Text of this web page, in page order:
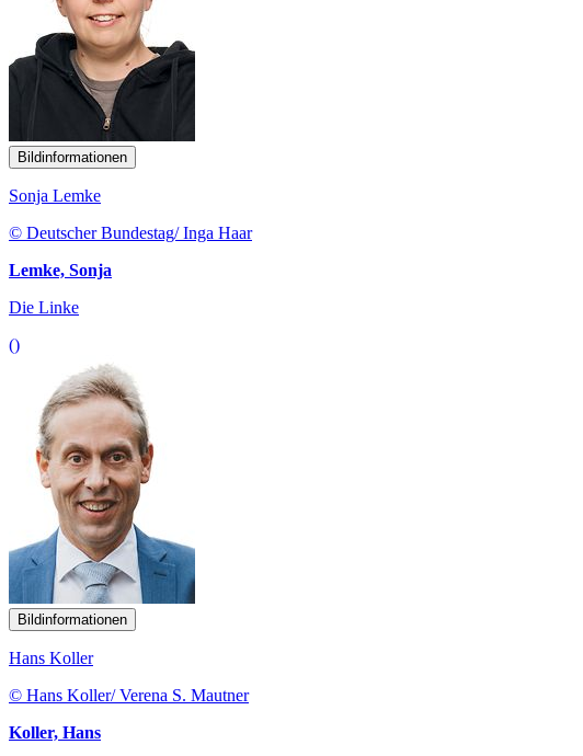
Bildinformationen
Sonja Lemke
© Deutscher Bundestag/ Inga Haar
Lemke, Sonja
Die Linke
()
Bildinformationen
Hans Koller
© Hans Koller/ Verena S. Mautner
Koller, Hans